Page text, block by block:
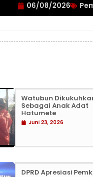
06/08/2026
Watubun
Sebagai Anak Adat
Hatumete
Juni 23, 2026
DPRD Apresiasi